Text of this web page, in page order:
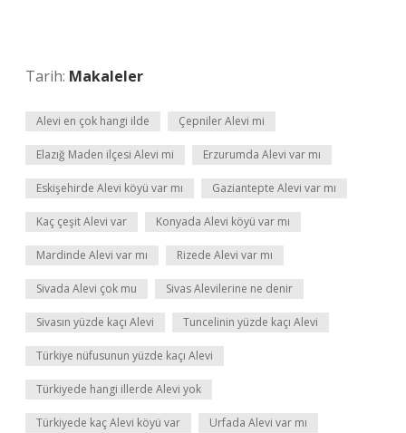
Tarih: Makaleler
Alevi en çok hangi ilde Çepniler Alevi mi
Elazığ Maden ilçesi Alevi mi Erzurumda Alevi var mı
Eskişehirde Alevi köyü var mı Gaziantepte Alevi var mı
Kaç çeşit Alevi var Konyada Alevi köyü var mı
Mardinde Alevi var mı Rizede Alevi var mı
Sivada Alevi çok mu Sivas Alevilerine ne denir
Sivasın yüzde kaçı Alevi Tuncelinin yüzde kaçı Alevi
Türkiye nüfusunun yüzde kaçı Alevi
Türkiyede hangi illerde Alevi yok
Türkiyede kaç Alevi köyü var Urfada Alevi var mı